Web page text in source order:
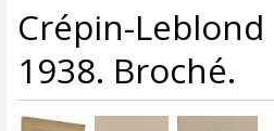
‎Crépin-
1938. Broché.‎